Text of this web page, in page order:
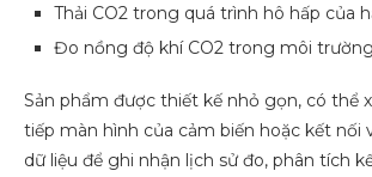
Thải CO2 trong quá trình hô hấp của
Đo nồng độ khí CO2 trong môi
Sản phẩm được thiết kế nhỏ gọn, có thể
tiếp màn hình của cảm biến hoặc kết nối
dữ liệu để ghi nhận lịch sử đo, phân tích